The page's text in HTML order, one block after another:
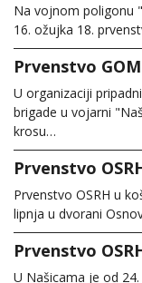
Na vojnom poligonu
16. ožujka 18.
Prvenstvo
U organizaciji
brigade u vojarni
krosu…
Prvenstvo
Prvenstvo OSRH u
lipnja u dvorani
Prvenstvo
U Našicama je od